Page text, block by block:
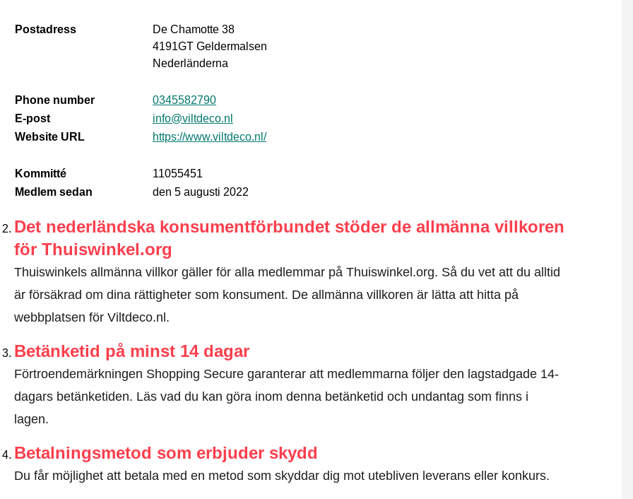
Postadress
De Chamotte 38
4191GT Geldermalsen
Nederländerna
Phone number
0345582790
E-post
info@viltdeco.nl
Website URL
https://www.viltdeco.nl/
Kommitté
11055451
Medlem sedan
den 5 augusti 2022
Det nederländska konsumentförbundet stöder de allmänna villkoren
för Thuiswinkel.org
Thuiswinkels allmänna villkor gäller för alla medlemmar på Thuiswinkel.org. Så du vet att du alltid
är försäkrad om dina rättigheter som konsument. De allmänna villkoren är lätta att hitta på
webbplatsen för Viltdeco.nl.
Betänketid på minst 14 dagar
Förtroendemärkningen Shopping Secure garanterar att medlemmarna följer den lagstadgade 14-
dagars betänketiden. Läs vad du kan göra inom denna betänketid och undantag som finns i
lagen.
Betalningsmetod som erbjuder skydd
Du får möjlighet att betala med en metod som skyddar dig mot utebliven leverans eller konkurs.